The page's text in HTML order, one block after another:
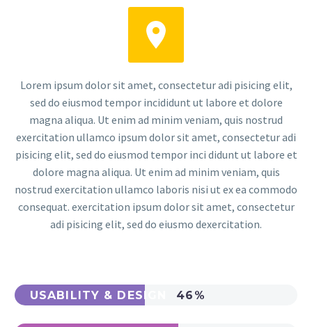


Lorem ipsum dolor sit amet, consectetur adi pisicing elit,
sed do eiusmod tempor incididunt ut labore et dolore
magna aliqua. Ut enim ad minim veniam, quis nostrud
exercitation ullamco ipsum dolor sit amet, consectetur adi
pisicing elit, sed do eiusmod tempor inci didunt ut labore et
dolore magna aliqua. Ut enim ad minim veniam, quis
nostrud exercitation ullamco laboris nisi ut ex ea commodo
consequat. exercitation ipsum dolor sit amet, consectetur
adi pisicing elit, sed do eiusmo dexercitation.
USABILITY & DESIGN 46%